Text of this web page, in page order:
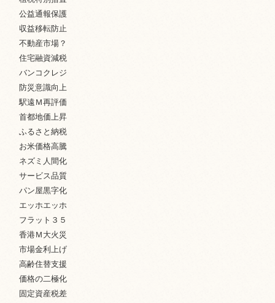
公益通報保護
収益移転防止
不動産市場？
住宅融資減税
バンコクレジ
防災意識向上
駅遠Ｍ再評価
首都地価上昇
ふるさと納税
お米価格高騰
ネズミ人間化
サービス品質
パン屋黒字化
エッホエッホ
フラット３５
香港Ｍ大火災
市場金利上げ
高齢住替支援
価格の二極化
固定資産税差